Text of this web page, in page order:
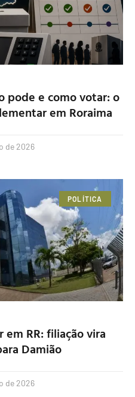
pode e como votar: o
em Roraima
de 2026
POLÍTICA
RR: filiação vira
Damião
de 2026